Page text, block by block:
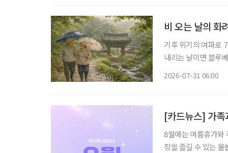
비 오는 날의 화
기후 위기의 여파로
내리는 날이면 블루베리 주
2026-07-31 06:00
[카드뉴스] 가
8월에는 여름휴가와
장을 즐길 수 있는